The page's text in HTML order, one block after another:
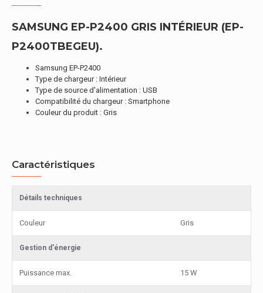
SAMSUNG EP-P2400 GRIS INTÉRIEUR (EP-
P2400TBEGEU).
Samsung EP-P2400
Type de chargeur : Intérieur
Type de source d'alimentation : USB
Compatibilité du chargeur : Smartphone
Couleur du produit : Gris
Caractéristiques
Détails techniques
Couleur Gris
Gestion d'énergie
Puissance max. 15 W